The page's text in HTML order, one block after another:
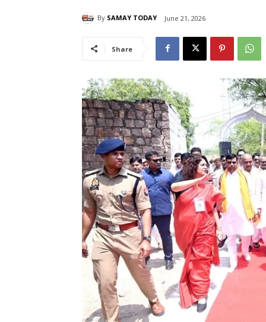
By SAMAY TODAY June 21, 2026
Share